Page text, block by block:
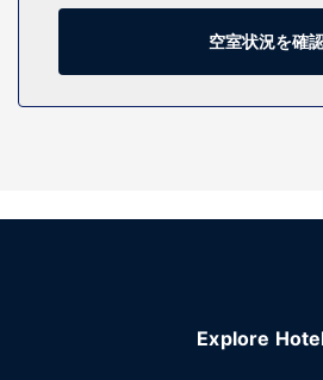
ご覧いただけます。専用バスルーム
(無料)、ヘアドライヤーが付いていま
ス、新聞 (月～金、無料)の他に、市
(無料)、暖炉 (ロビーエリア)、宴会場
空室状況を確
Explore